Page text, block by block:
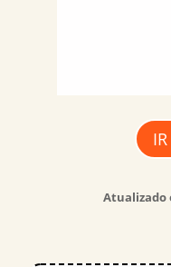
Atualizado